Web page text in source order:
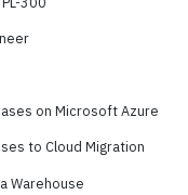
on Microsoft Azure
to Cloud Migration
Warehouse